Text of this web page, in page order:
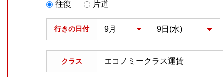
往復 片道
行きの日付
クラス